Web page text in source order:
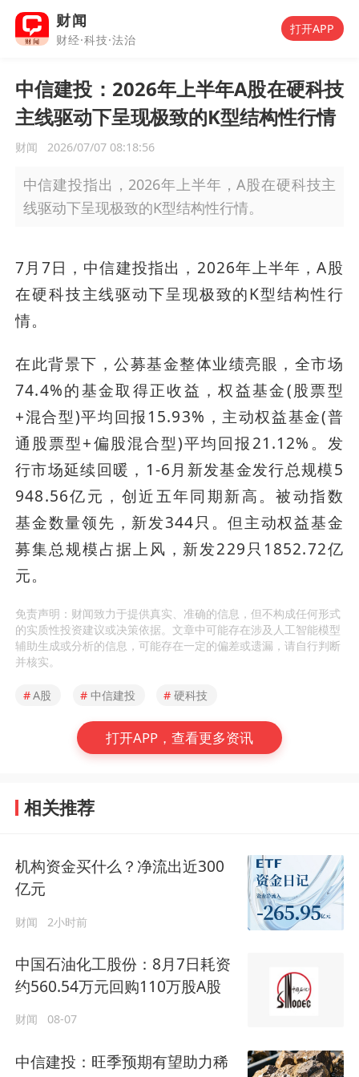
财闻
财经·科技·法治
打开APP
中信建投：2026年上半年A股在硬科技
主线驱动下呈现极致的K型结构性行情
财闻 2026/07/07 08:18:56
中信建投指出，2026年上半年，A股在硬科技主
线驱动下呈现极致的K型结构性行情。
7月7日，中信建投指出，2026年上半年，A股
在硬科技主线驱动下呈现极致的K型结构性行
情。
在此背景下，公募基金整体业绩亮眼，全市场
74.4%的基金取得正收益，权益基金(股票型
+混合型)平均回报15.93%，主动权益基金(普
通股票型+偏股混合型)平均回报21.12%。发
行市场延续回暖，1-6月新发基金发行总规模5
948.56亿元，创近五年同期新高。被动指数
基金数量领先，新发344只。但主动权益基金
募集总规模占据上风，新发229只1852.72亿
元。
免责声明：财闻致力于提供真实、准确的信息，但不构成任何形式
的实质性投资建议或决策依据。文章中可能存在涉及人工智能模型
辅助生成或分析的信息，可能存在一定的偏差或遗漏，请自行判断
并核实。
#A股 # 中信建投 # 硬科技
打开APP，查看更多资讯
相关推荐
机构资金买什么？净流出近300
亿元
财闻 2小时前
中国石油化工股份：8月7日耗资
约560.54万元回购110万股A股
财闻 08-07
中信建投：旺季预期有望助力稀